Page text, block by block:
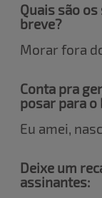
Quais são
breve?
Morar fora
Conta pra
posar para o
Eu amei,
Deixe um
assinantes: